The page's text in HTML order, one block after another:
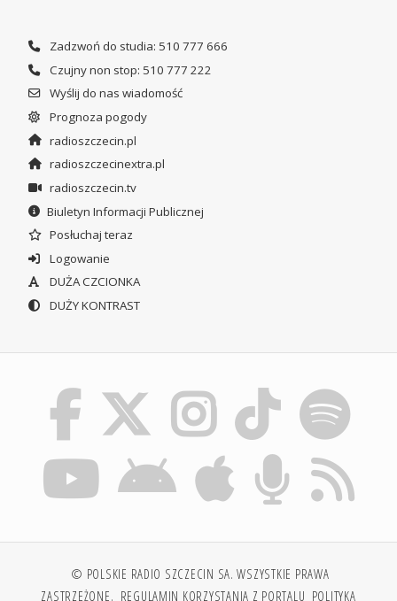
Zadzwoń do studia: 510 777 666
Czujny non stop: 510 777 222
Wyślij do nas wiadomość
Prognoza pogody
radioszczecin.pl
radioszczecinextra.pl
radioszczecin.tv
Biuletyn Informacji Publicznej
Posłuchaj teraz
Logowanie
DUŻA CZCIONKA
DUŻY KONTRAST
© POLSKIE RADIO SZCZECIN SA. WSZYSTKIE PRAWA
ZASTRZEŻONE. REGULAMIN KORZYSTANIA Z PORTALU POLITYKA